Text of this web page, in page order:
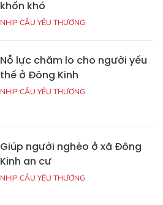
khốn khó
NHỊP CẦU YÊU THƯƠNG
Nỗ lực chăm lo cho người yếu
thế ở Đông Kinh
NHỊP CẦU YÊU THƯƠNG
Giúp người nghèo ở xã Đông
Kinh an cư
NHỊP CẦU YÊU THƯƠNG